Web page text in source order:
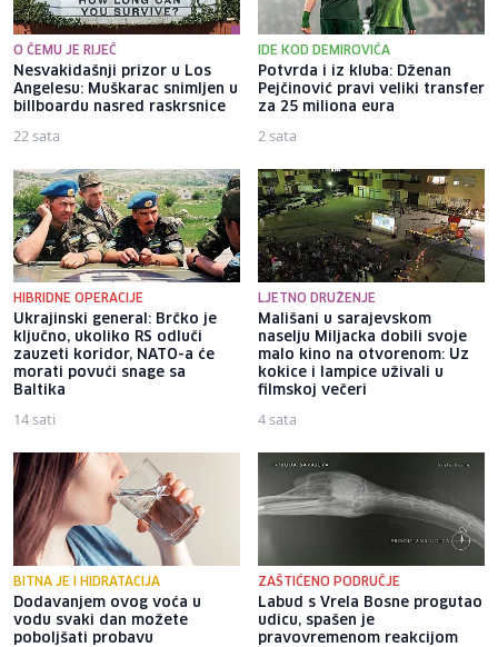
O ČEMU JE RIJEČ
Nesvakidašnji prizor u Los
Angelesu: Muškarac snimljen u
billboardu nasred raskrsnice
22 sata
IDE KOD DEMIROVIĆA
Potvrda i iz kluba: Dženan
Pejčinović pravi veliki transfer
za 25 miliona eura
2 sata
HIBRIDNE OPERACIJE
Ukrajinski general: Brčko je
ključno, ukoliko RS odluči
zauzeti koridor, NATO-a će
morati povući snage sa
Baltika
14 sati
LJETNO DRUŽENJE
Mališani u sarajevskom
naselju Miljacka dobili svoje
malo kino na otvorenom: Uz
kokice i lampice uživali u
filmskoj večeri
4 sata
BITNA JE I HIDRATACIJA
Dodavanjem ovog voća u
vodu svaki dan možete
poboljšati probavu
ZAŠTIĆENO PODRUČJE
Labud s Vrela Bosne progutao
udicu, spašen je
pravovremenom reakcijom